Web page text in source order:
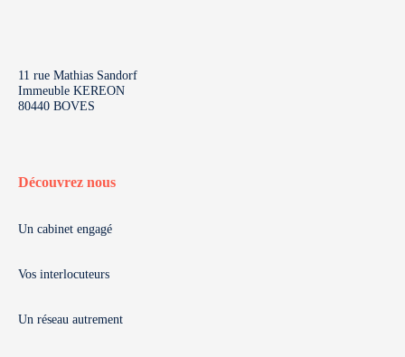
11 rue Mathias Sandorf
Immeuble KEREON
80440 BOVES
Découvrez nous
Un cabinet engagé
Vos interlocuteurs
Un réseau autrement